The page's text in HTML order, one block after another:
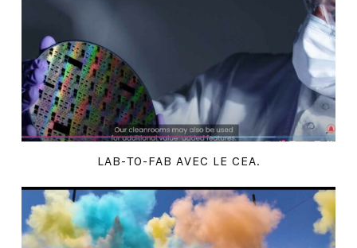
LAB-TO-FAB AVEC LE CEA.